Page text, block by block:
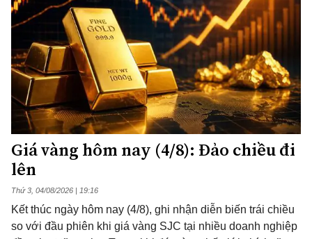
Giá vàng hôm nay (4/8): Đảo chiều đi
lên
Thứ 3, 04/08/2026 | 19:16
Kết thúc ngày hôm nay (4/8), ghi nhận diễn biến trái chiều
so với đầu phiên khi giá vàng SJC tại nhiều doanh nghiệp